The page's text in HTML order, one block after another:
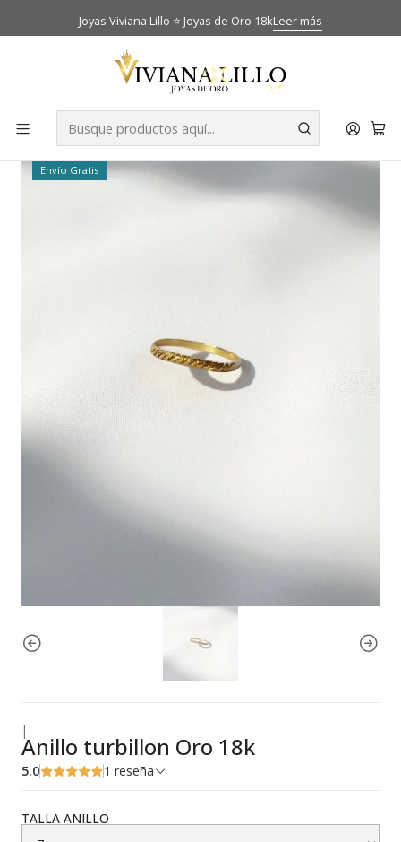
Joyas Viviana Lillo ⭐ Joyas de Oro 18kLeer más
Catálogo
-34% OFF
Envío Gratis
|
Anillo turbillon Oro 18k
5.0 1 reseña
TALLA ANILLO